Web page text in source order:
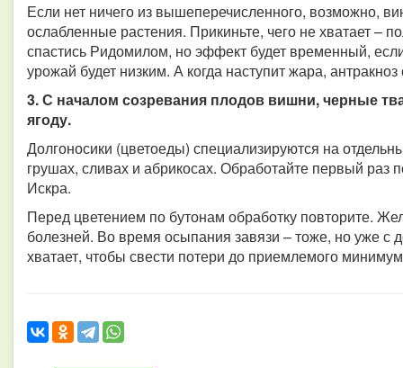
Если нет ничего из вышеперечисленного, возможно,
ослабленные растения. Прикиньте, чего не хватает –
спастись Ридомилом, но эффект будет временный,
урожай будет низким. А когда наступит жара,
3. С началом созревания плодов вишни, черные
ягоду.
Долгоносики (цветоеды) специализируются на
грушах, сливах и абрикосах. Обработайте первый раз
Искра.
Перед цветением по бутонам обработку повторите.
болезней. Во время осыпания завязи – тоже, но уже с
хватает, чтобы свести потери до приемлемого